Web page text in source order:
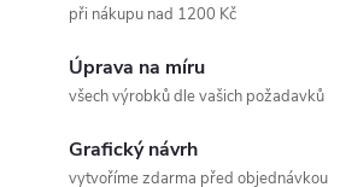
při nákupu nad 1200 Kč
Úprava na míru
všech výrobků dle vašich požadavků
Grafický návrh
vytvoříme zdarma před objednávkou